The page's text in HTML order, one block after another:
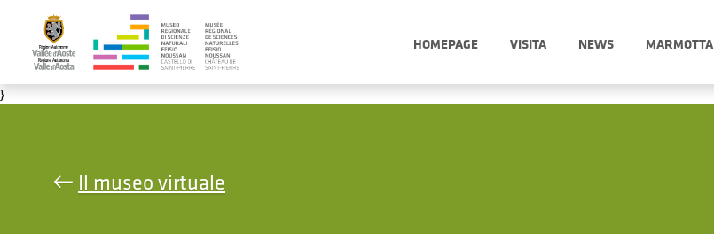
HOMEPAGE VISITA NEWS MARMOTTA
}
Il museo virtuale